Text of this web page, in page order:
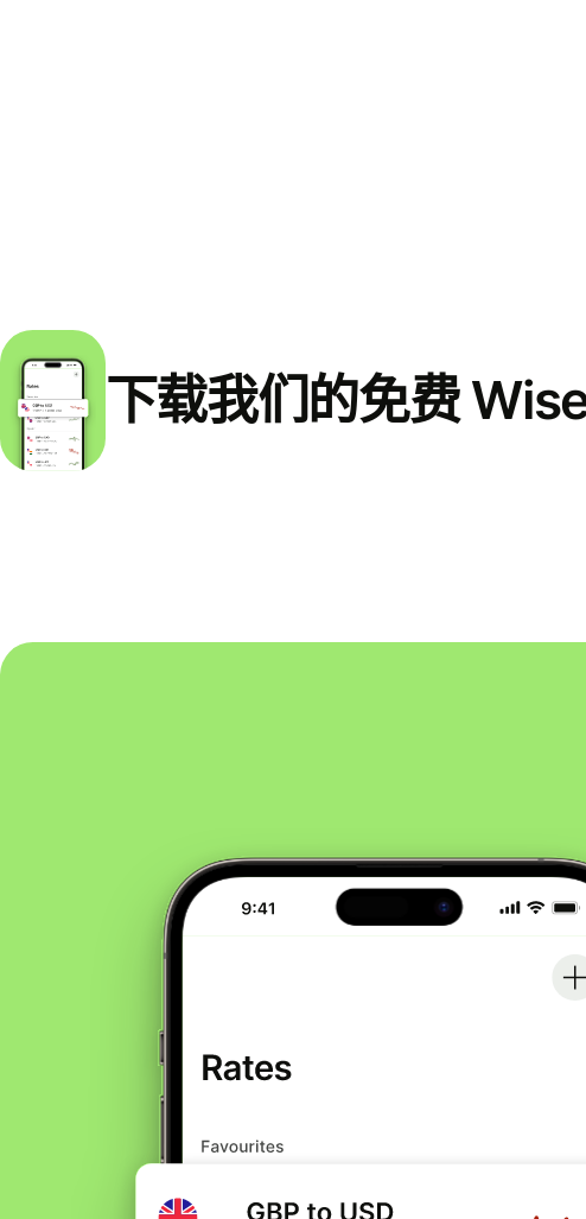
下载我们的免费